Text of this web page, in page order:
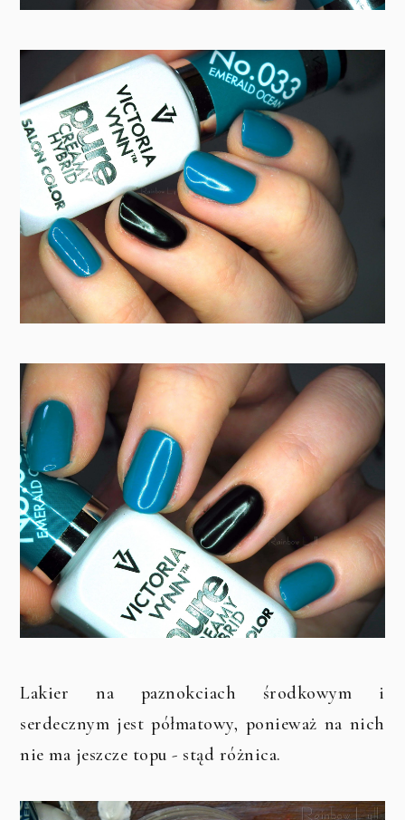
Lakier na paznokciach środkowym i
serdecznym jest półmatowy, ponieważ na nich
nie ma jeszcze topu - stąd różnica.